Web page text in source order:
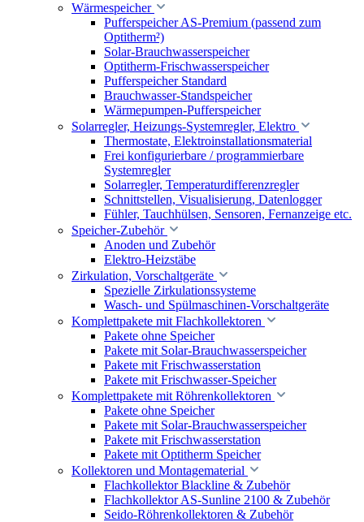
Wärmespeicher
Pufferspeicher AS-Premium (passend zum
Optitherm²)
Solar-Brauchwasserspeicher
Optitherm-Frischwasserspeicher
Pufferspeicher Standard
Brauchwasser-Standspeicher
Wärmepumpen-Pufferspeicher
Solarregler, Heizungs-Systemregler, Elektro
Thermostate, Elektroinstallationsmaterial
Frei konfigurierbare / programmierbare
Systemregler
Solarregler, Temperaturdifferenzregler
Schnittstellen, Visualisierung, Datenlogger
Fühler, Tauchhülsen, Sensoren, Fernanzeige etc.
Speicher-Zubehör
Anoden und Zubehör
Elektro-Heizstäbe
Zirkulation, Vorschaltgeräte
Spezielle Zirkulationssysteme
Wasch- und Spülmaschinen-Vorschaltgeräte
Komplettpakete mit Flachkollektoren
Pakete ohne Speicher
Pakete mit Solar-Brauchwasserspeicher
Pakete mit Frischwasserstation
Pakete mit Frischwasser-Speicher
Komplettpakete mit Röhrenkollektoren
Pakete ohne Speicher
Pakete mit Solar-Brauchwasserspeicher
Pakete mit Frischwasserstation
Pakete mit Optitherm Speicher
Kollektoren und Montagematerial
Flachkollektor Blackline & Zubehör
Flachkollektor AS-Sunline 2100 & Zubehör
Seido-Röhrenkollektoren & Zubehör